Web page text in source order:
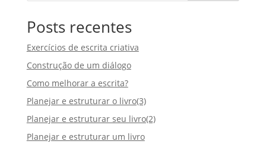
Posts recentes
Exercícios de escrita criativa
Construção de um diálogo
Como melhorar a escrita?
Planejar e estruturar o livro(3)
Planejar e estruturar seu livro(2)
Planejar e estruturar um livro